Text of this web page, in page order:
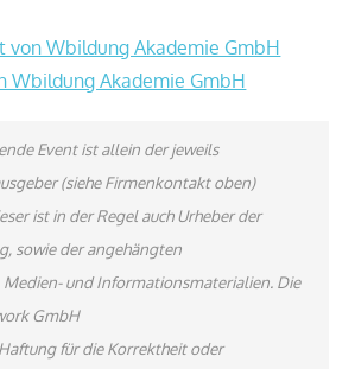
von Wbildung Akademie GmbH
Wbildung Akademie GmbH
Event ist allein der jeweils
(siehe Firmenkontakt oben)
ist in der Regel auch Urheber der
sowie der angehängten
Medien- und Informationsmaterialien. Die
GmbH
für die Korrektheit oder